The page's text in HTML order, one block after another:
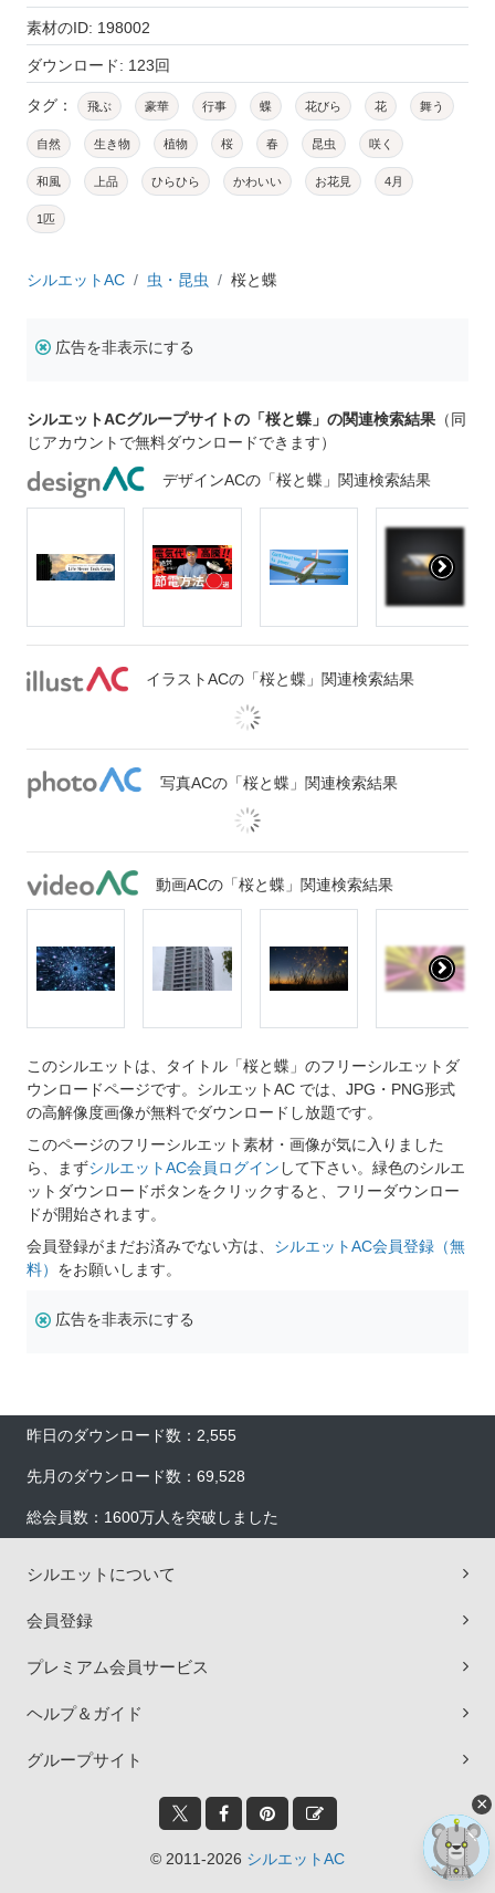
素材のID: 198002
ダウンロード: 123回
タグ： 飛ぶ 豪華 行事 蝶 花びら 花 舞う
自然 生き物 植物 桜 春 昆虫 咲く
和風 上品 ひらひら かわいい お花見 4月
1匹
シルエットAC 虫・昆虫 桜と蝶
広告を非表示にする
シルエットACグループサイトの「桜と蝶」の関連検索結果 （同
じアカウントで無料ダウンロードできます）
デザインACの「桜と蝶」関連検索結果
イラストACの「桜と蝶」関連検索結果
写真ACの「桜と蝶」関連検索結果
動画ACの「桜と蝶」関連検索結果
このシルエットは、タイトル「桜と蝶」のフリーシルエットダ
ウンロードページです。シルエットAC では、JPG・PNG形式
の高解像度画像が無料でダウンロードし放題です。
このページのフリーシルエット素材・画像が気に入りました
ら、まずシルエットAC会員ログイン して下さい。緑色のシルエ
ットダウンロードボタンをクリックすると、フリーダウンロー
ドが開始されます。
会員登録がまだお済みでない方は、 シルエットAC会員登録（無
料） をお願いします。
広告を非表示にする
昨日のダウンロード数：2,555
先月のダウンロード数：69,528
総会員数：1600万人を突破しました
シルエットについて
会員登録
プレミアム会員サービス
ヘルプ＆ガイド
グループサイト
© 2011-2026 シルエットAC
×